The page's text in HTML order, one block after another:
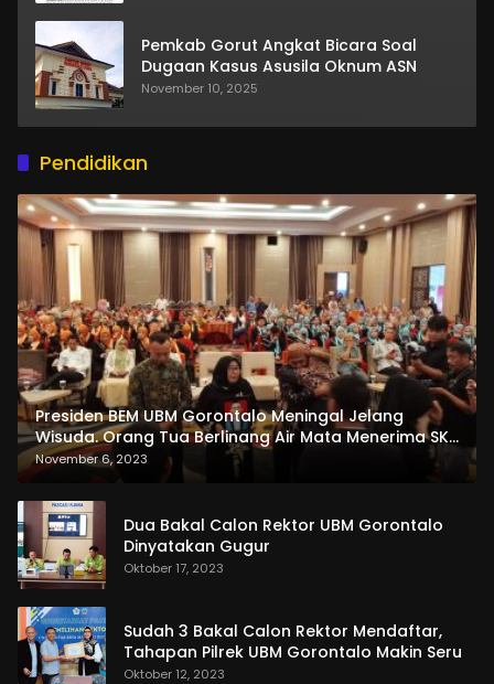
Pemkab Gorut Angkat Bicara Soal
Dugaan Kasus Asusila Oknum ASN
November 10, 2025
Pendidikan
Presiden BEM UBM Gorontalo Meningal Jelang
Wisuda. Orang Tua Berlinang Air Mata Menerima SKL
dan Pemasangan Salempang
November 6, 2023
Dua Bakal Calon Rektor UBM Gorontalo
Dinyatakan Gugur
Oktober 17, 2023
Sudah 3 Bakal Calon Rektor Mendaftar,
Tahapan Pilrek UBM Gorontalo Makin Seru
Oktober 12, 2023